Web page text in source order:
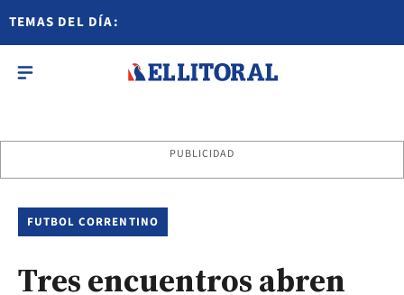
TEMAS DEL DÍA:
PUBLICIDAD
FUTBOL CORRENTINO
Tres encuentros abren